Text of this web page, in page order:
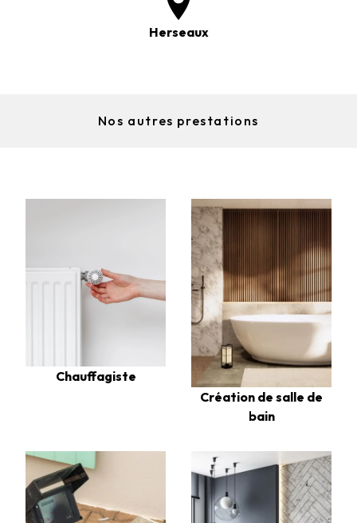
Herseaux
Nos autres prestations
Chauffagiste
Création de salle de
bain